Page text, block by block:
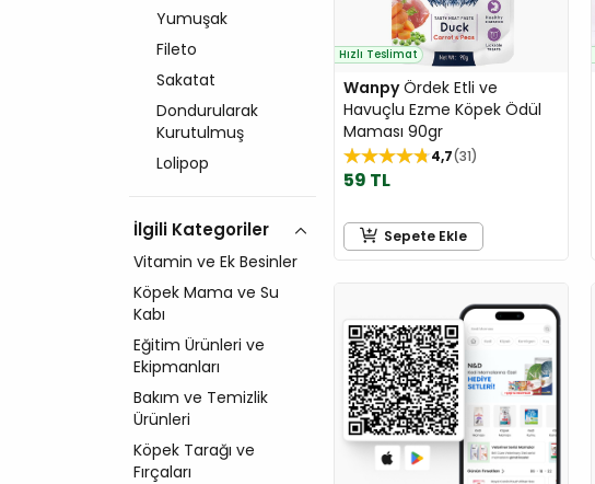
Yumuşak
Fileto
Sakatat
Dondurularak
Kurutulmuş
Lolipop
İlgili Kategoriler
Vitamin ve Ek Besinler
Köpek Mama ve Su
Kabı
Eğitim Ürünleri ve
Ekipmanları
Bakım ve Temizlik
Ürünleri
Köpek Tarağı ve
Fırçaları
Hızlı Teslimat
WanpyÖrdek Etli ve
Havuçlu Ezme Köpek Ödül
Maması 90gr
4,7 31
59 TL
Sepete Ekle